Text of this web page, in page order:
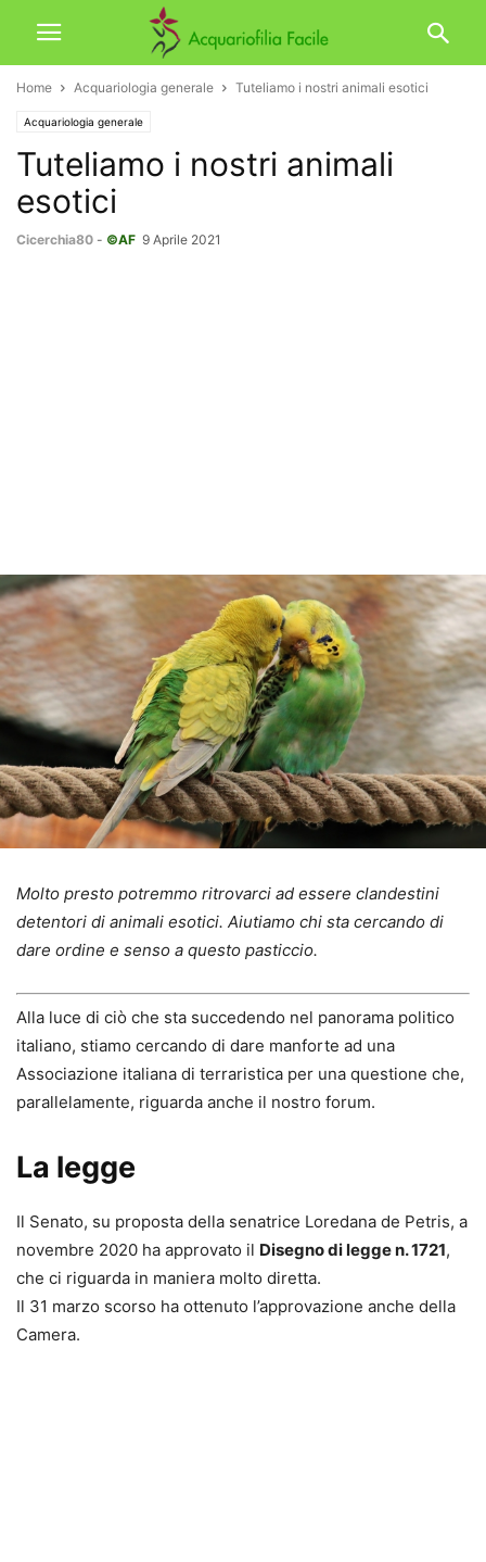
Home Acquariologia generale Tuteliamo i nostri animali esotici
Acquariologia generale
Tuteliamo i nostri animali
esotici
Cicerchia80 - ©AF 9 Aprile 2021
Molto presto potremmo ritrovarci ad essere clandestini
detentori di animali esotici. Aiutiamo chi sta cercando di
dare ordine e senso a questo pasticcio.
Alla luce di ciò che sta succedendo nel panorama politico
italiano, stiamo cercando di dare manforte ad una
Associazione italiana di terraristica per una questione che,
parallelamente, riguarda anche il nostro forum.
La legge
Il Senato, su proposta della senatrice Loredana de Petris, a
novembre 2020 ha approvato il Disegno di legge n. 1721,
che ci riguarda in maniera molto diretta.
Il 31 marzo scorso ha ottenuto l’approvazione anche della
Camera.